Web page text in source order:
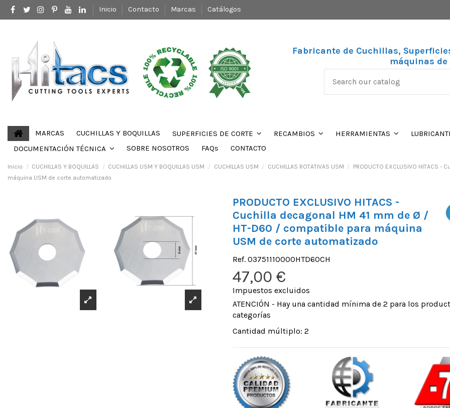
Inicio Contacto Marcas Catálogos
Fabricante de Cuchillas,
máquinas de
MARCAS CUCHILLAS Y BOQUILLAS SUPERFICIES DE CORTE RECAMBIOS HERRAMIENTAS
DOCUMENTACIÓN TÉCNICA
SOBRE NOSOTROS FAQs CONTACTO
Inicio CUCHILLAS Y BOQUILLAS CUCHILLAS USM Y BOQUILLAS USM CUCHILLAS USM CUCHILLAS ROTATIVAS USM
PRODUCTO EXCLUSIVO HITACS
máquina USM de corte automatizado
PRODUCTO EXCLUSIVO HITACS -
Cuchilla decagonal HM 41 mm de Ø /
HT-D60 / compatible para máquina
USM de corte automatizado
Ref. 03751110000HTD60CH
47,00 €
Impuestos excluidos
ATENCIÓN - Hay una cantidad mínima de 2 para los
categorías
Cantidad múltiplo: 2
Cuchilla
PRODUCTO
- Cuchilla...
45,00 €